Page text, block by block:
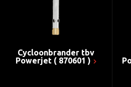
Cycloonbrander tbv
Powerjet ( 870601 )